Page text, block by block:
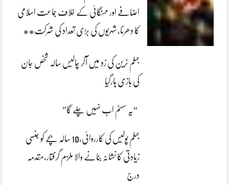
اضافے اور مہنگائی کے خلاف جماعت اسلامی
کا دھرنا، شہریوں کی بڑی تعداد کی شرکت**
جہلم ٹرین کی زد میں آکر چالیس سالہ شخص جان
کی بازی ہارگیا
“یہ سسٹم اب نہیں چلے گا”
جہلم پولیس کی کارروائی،10 سالہ بچے کو جنسی
زیادتی کا نشانہ بنانے والا ملزم گرفتار،مقدمہ
درج